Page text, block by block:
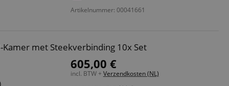
Artikelnummer: 00041661
met Steekverbinding 10x Set
605,00 €
incl. BTW + Verzendkosten (NL)